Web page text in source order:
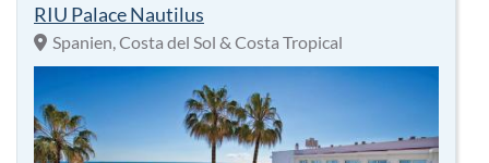
RIU Palace Nautilus
Spanien, Costa del Sol & Costa Tropical